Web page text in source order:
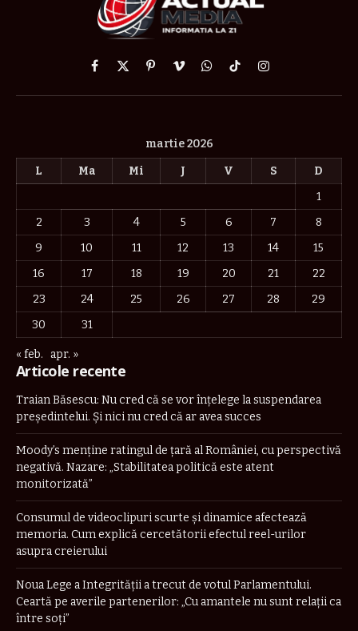
Facebook
X
PinterestVimeoWhatsApp
TikTokInstagram
martie 2026
L
Ma Mi J V S
D
1
2
3 4 5 6 7
8
9
10 11 12 13 14
15
16
17 18 19 20 21
22
23
24 25 26 27 28
29
30
31
« feb. apr. »
Articole recente
Traian Băsescu: Nu cred că se vor înţelege la suspendarea
preşedintelui. Şi nici nu cred că ar avea succes
Moody’s menține ratingul de țară al României, cu perspectivă
negativă. Nazare: „Stabilitatea politică este atent
monitorizată”
Consumul de videoclipuri scurte și dinamice afectează
memoria. Cum explică cercetătorii efectul reel-urilor
asupra creierului
Noua Lege a Integrității a trecut de votul Parlamentului.
Ceartă pe averile partenerilor: „Cu amantele nu sunt relații ca
între soți”